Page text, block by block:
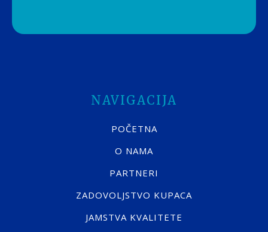
NAVIGACIJA
POČETNA
O NAMA
PARTNERI
ZADOVOLJSTVO KUPACA
JAMSTVA KVALITETE